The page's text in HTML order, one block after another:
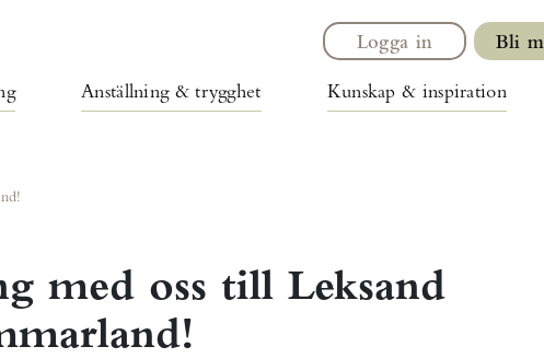
Anställning & trygghet Kunskap & inspiration
Logga in Bli
med oss till Leksand